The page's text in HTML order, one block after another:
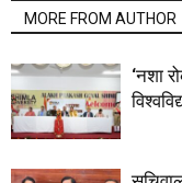
MORE FROM AUTHOR
‘नशा